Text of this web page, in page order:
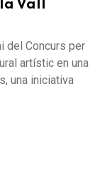
Vall
del Concurs per
artístic en una
una iniciativa